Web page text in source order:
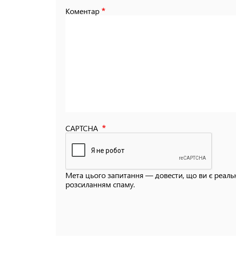
Коментар
CAPTCHA
Мета цього запитання — довести, що ви є
розсиланням спаму.